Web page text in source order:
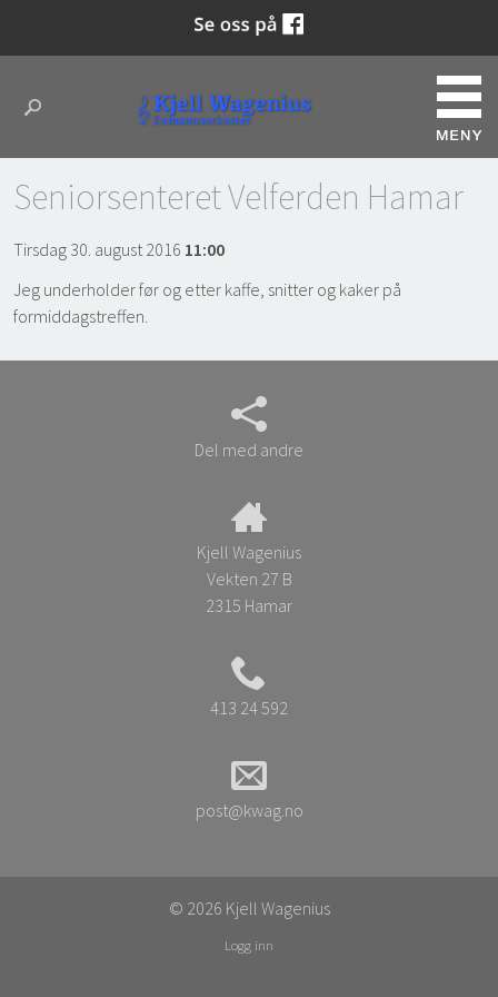
Seniorsenteret Velferden Hamar
Tirsdag 30. august 2016 11:00
Jeg underholder før og etter kaffe, snitter og kaker på
formiddagstreffen.
Del med andre
Kjell Wagenius
Vekten 27 B
2315 Hamar
413 24 592
post@kwag.no
© 2026 Kjell Wagenius
Logg inn